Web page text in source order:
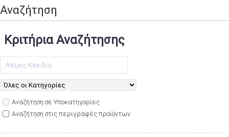
Αναζήτηση
Κριτήρια Αναζήτησης
Αναζήτηση σε Υποκατηγορίες
Αναζήτηση στις περιγραφές προϊόντων